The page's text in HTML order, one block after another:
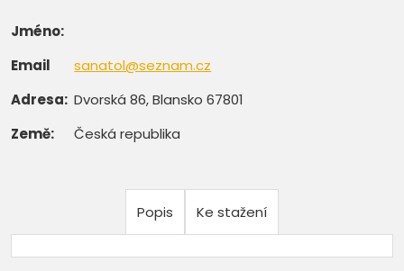
Jméno:
Email
sanatol@seznam.cz
Adresa: Dvorská 86, Blansko 67801
Země:
Česká republika
Popis Ke stažení